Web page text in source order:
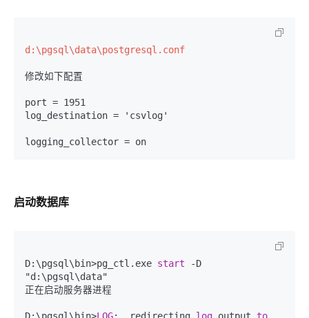
d:\pgsql\data\postgresql.conf
修改如下配置
port = 1951
log_destination = 'csvlog'
启动数据库
D:\pgsql\bin>pg_ctl.exe start -D
"d:\pgsql\data"
正在启动服务器进程